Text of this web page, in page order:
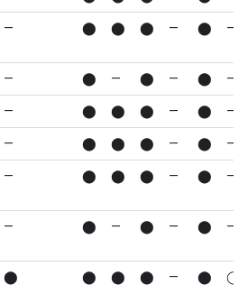
— ⬤ ⬤ ⬤ — ⬤ —
— ⬤ — ⬤ — ⬤ —
— ⬤ ⬤ ⬤ — ⬤ —
— ⬤ ⬤ ⬤ — ⬤ —
— ⬤ ⬤ ⬤ — ⬤ —
— ⬤ — ⬤ — ⬤ —
⬤ ⬤ ⬤ ⬤ — ⬤ ◯